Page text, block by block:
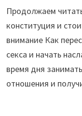
Продолжаем
конституция и
внимание Как
секса и начать
время дня
отношения и